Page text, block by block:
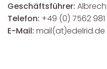
Geschäftsführer:
Telefon: +49 (0) 7562 981
E-Mail: mail(at)edelrid.de